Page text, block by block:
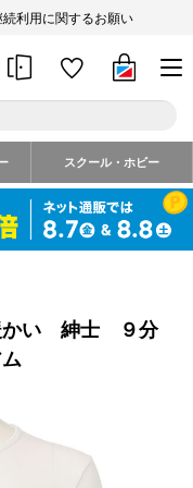
続利用に関するお願い
スクール・ホビー
かい 紳士 ９分